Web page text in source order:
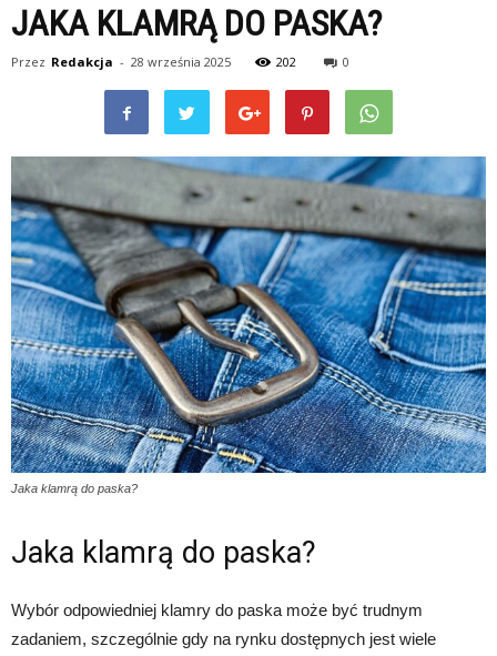
JAKA KLAMRĄ DO PASKA?
Przez Redakcja - 28 września 2025 202 0
Jaka klamrą do paska?
Jaka klamrą do paska?
Wybór odpowiedniej klamry do paska może być trudnym
zadaniem, szczególnie gdy na rynku dostępnych jest wiele